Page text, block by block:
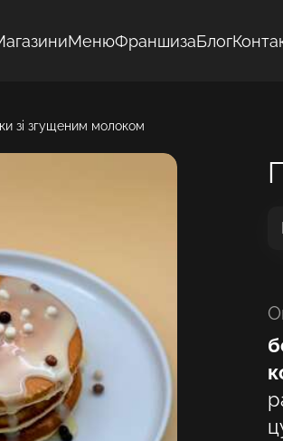
МенюФраншизаБлог
зі згущеним молоком